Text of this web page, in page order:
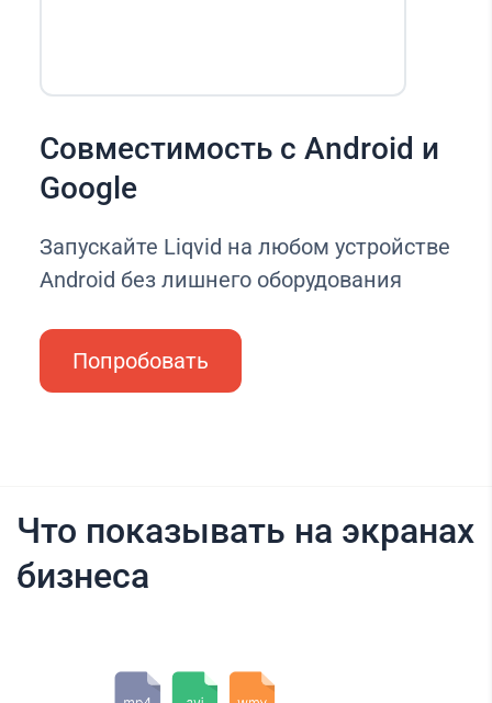
Совместимость с Android и
Google
Запускайте Liqvid на любом устройстве
Android без лишнего оборудования
Попробовать
Что показывать на экранах
бизнеса